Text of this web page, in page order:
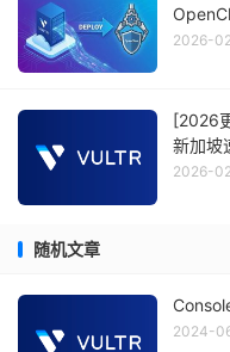
2026-
[2026
新加坡
2026-
随机文章
2024-